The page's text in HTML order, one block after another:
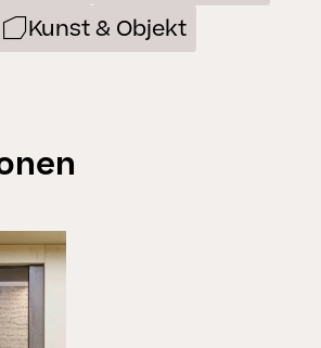
Kunst & Objekt